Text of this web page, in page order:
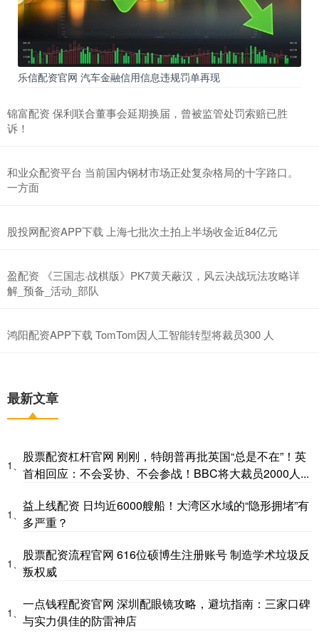
乐信配资官网 汽车金融信用信息违规罚单再现
锦富配资 保利联合董事会延期换届，曾被监管处罚索赔已胜
诉！
和业众配资平台 当前国内钢材市场正处复杂格局的十字路口。
一方面
股投网配资APP下载 上海七批次土拍上半场收金近84亿元
盈配资 《三国志·战棋版》PK7黄天蔽汉，风云决战玩法攻略详
解_预备_活动_部队
鸿阳配资APP下载 TomTom因人工智能转型将裁员300 人
最新文章
1、
股票配资杠杆官网 刚刚，特朗普再批英国“总是不在”！英
首相回应：不会妥协、不会参战！BBC将大裁员2000人...
1、
益上线配资 日均近6000艘船！大湾区水域的“隐形拥堵”有
多严重？
1、
股票配资流程官网 616位硕博生注册账号 制造学术垃圾反
叛权威
1、
一点钱程配资官网 深圳配眼镜攻略，避坑指南：三家口碑
与实力俱佳的防雷神店